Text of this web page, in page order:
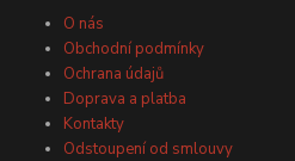
O nás
Obchodní podmínky
Ochrana údajů
Doprava a platba
Kontakty
Odstoupení od smlouvy